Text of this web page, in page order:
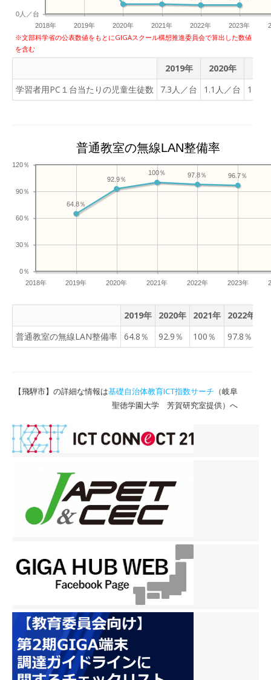
2018年 2019年 2020年 2021年 2022年 2023年
0人／台
※文部科学省の公表数値をもとにGIGAスクール構想推進委員会で算出した数値
を含む
2019年 2020年
学習者用PC１台当たりの児童生徒数
7.3人／台 1.1人／台 1.1人
普通教室の無線LAN整備率
2018年 2019年 2020年 2021年 2022年 2023年
0％
30％
60％
90％
120％
96.7％
97.8％
100％
92.9％
64.8％
2019年 2020年 2021年 2022年
普通教室の無線LAN整備率 64.8％ 92.9％ 100％ 97.8％
【飛騨市】の詳細な情報は基礎自治体教育ICT指数サーチ （岐阜
聖徳学園大学 芳賀研究室提供）へ